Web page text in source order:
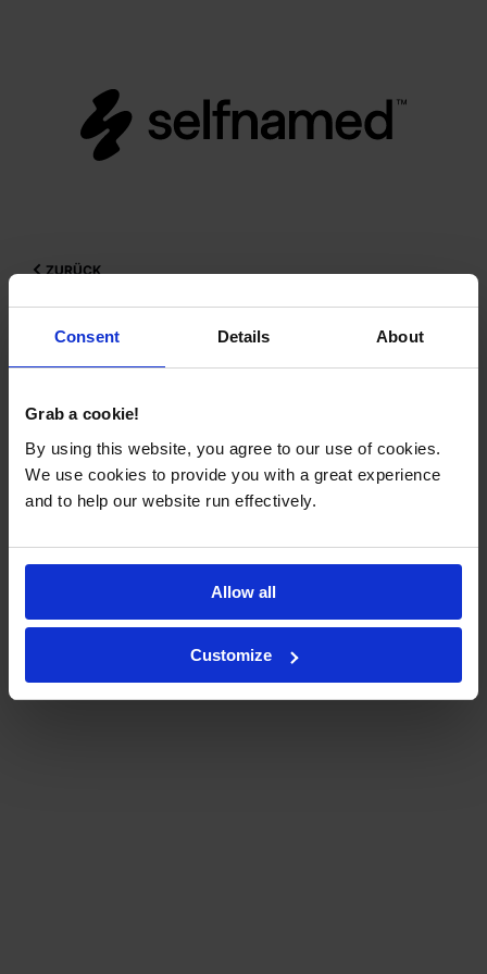
Consent Details About
Grab a cookie!
By using this website, you agree to our use of cookies.
We use cookies to provide you with a great experience
and to help our website run effectively.
Allow all
Customize
ZURÜCK
Ein Konto erstellen
Mit bestehendem Konto anmelden
MIT E-MAIL REGISTRIEREN
Haben Sie bereits ein Konto?